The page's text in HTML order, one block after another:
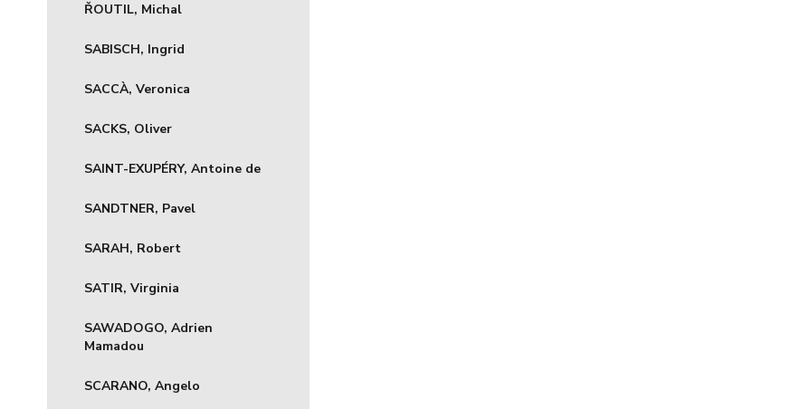
ŘOUTIL, Michal
SABISCH, Ingrid
SACCÀ, Veronica
SACKS, Oliver
SAINT-EXUPÉRY, Antoine de
SANDTNER, Pavel
SARAH, Robert
SATIR, Virginia
SAWADOGO, Adrien
Mamadou
SCARANO, Angelo